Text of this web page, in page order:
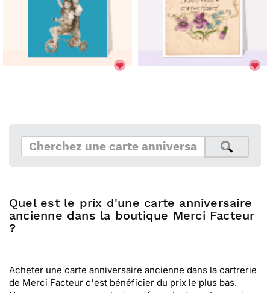
Quel est le prix d'une carte anniversaire
ancienne dans la boutique Merci Facteur
?
Acheter une carte anniversaire ancienne dans la cartrerie
de Merci Facteur c'est bénéficier du prix le plus bas.